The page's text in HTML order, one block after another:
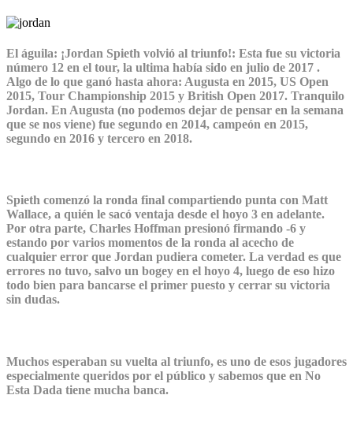
El águila: ¡Jordan Spieth volvió al triunfo!: Esta fue su victoria
número 12 en el tour, la ultima había sido en julio de 2017 .
Algo de lo que ganó hasta ahora: Augusta en 2015, US Open
2015, Tour Championship 2015 y British Open 2017. Tranquilo
Jordan. En Augusta (no podemos dejar de pensar en la semana
que se nos viene) fue segundo en 2014, campeón en 2015,
segundo en 2016 y tercero en 2018.
Spieth comenzó la ronda final compartiendo punta con Matt
Wallace, a quién le sacó ventaja desde el hoyo 3 en adelante.
Por otra parte, Charles Hoffman presionó firmando -6 y
estando por varios momentos de la ronda al acecho de
cualquier error que Jordan pudiera cometer. La verdad es que
errores no tuvo, salvo un bogey en el hoyo 4, luego de eso hizo
todo bien para bancarse el primer puesto y cerrar su victoria
sin dudas.
Muchos esperaban su vuelta al triunfo, es uno de esos jugadores
especialmente queridos por el público y sabemos que en No
Esta Dada tiene mucha banca.